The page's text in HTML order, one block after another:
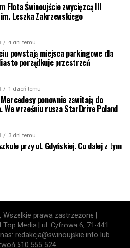
Flota Świnoujście zwycięzcą III
Leszka Zakrzewskiego
4 dni temu
powstają miejsca parkingowe dla
porządkuje przestrzeń
1 dzień temu
ponownie zawitają do
We wrześniu rusza StarDrive Poland
3 dni temu
przy ul. Gdyńskiej. Co dalej z tym
prawa zastrzeżone |
Media | ul. Cyfrowa 6, 71-441
redakcja@swinoujskie.info lub
510 555 524